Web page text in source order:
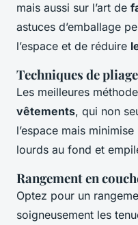
mais aussi sur l’art de
astuces d’emballage
l’espace et de réduire
Techniques de
Les meilleures
vêtements, qui non
l’espace mais
lourds au fond et
Rangement en
Optez pour un
soigneusement les